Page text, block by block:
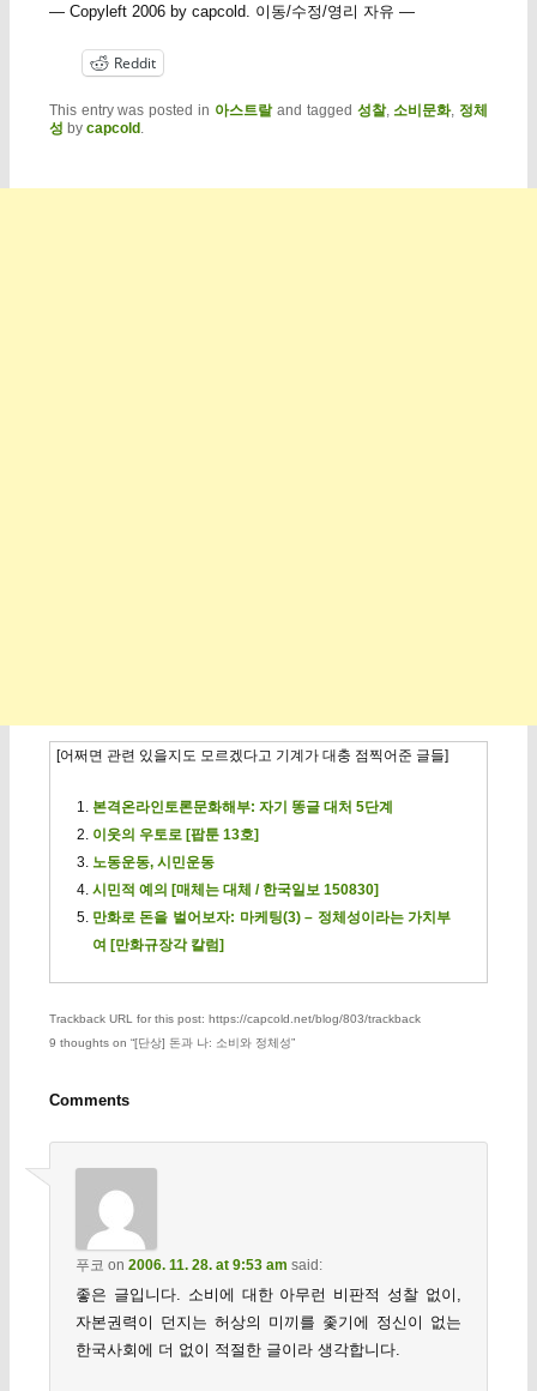
— Copyleft 2006 by capcold. 이동/수정/영리 자유 —
Reddit
This entry was posted in 아스트랄and tagged 성찰,소비문화, 정체
성 by capcold .
[어쩌면 관련 있을지도 모르겠다고 기계가 대충 점찍어준 글들]
본격온라인토론문화해부: 자기 똥글 대처 5단계
이웃의 우토로 [팝툰 13호]
노동운동, 시민운동
시민적 예의 [매체는 대체 / 한국일보 150830]
만화로 돈을 벌어보자: 마케팅(3) – 정체성이라는 가치부
여 [만화규장각 칼럼]
Trackback URL for this post: https://capcold.net/blog/803/trackback
9 thoughts on “[단상] 돈과 나: 소비와 정체성”
Comments
푸코 on 2006. 11. 28. at 9:53 am said:
좋은 글입니다. 소비에 대한 아무런 비판적 성찰 없이,
자본권력이 던지는 허상의 미끼를 좇기에 정신이 없는
한국사회에 더 없이 적절한 글이라 생각합니다.